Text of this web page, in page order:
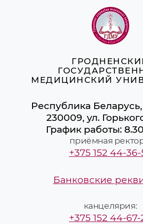
МЕДИЦИНСКИЙ
Республика Беларусь,
230009, ул.
График работы:
приёмная
+375 152 44-36-
Банковские
канцелярия:
+375 152 44-